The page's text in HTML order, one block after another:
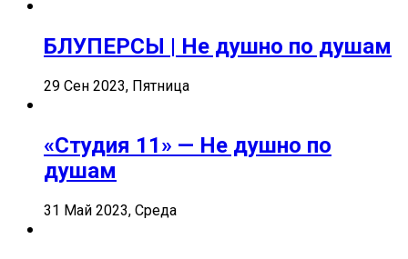
БЛУПЕРСЫ | Не душно по душам
29 Сен 2023, Пятница
«Студия 11» — Не душно по
душам
31 Май 2023, Среда